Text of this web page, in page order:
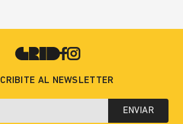
AL NEWSLETTER
ENVIAR